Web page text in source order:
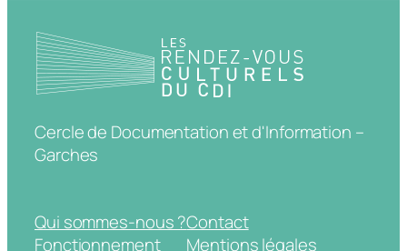
Cercle de Documentation et d'Information –
Garches
Qui sommes-nous ?
Fonctionnement
Contact
Mentions légales